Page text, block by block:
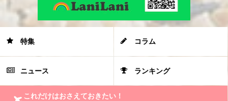
特集 コラム
ニュース ランキング
これだけはおさえておきたい！